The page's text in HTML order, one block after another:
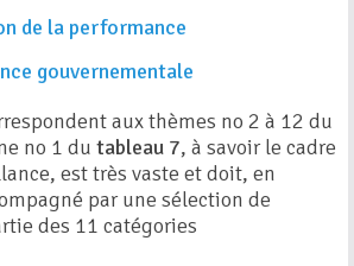
de la performance
gouvernementale
aux thèmes no 2 à 12 du
no 1 du tableau 7, à savoir le cadre
est très vaste et doit, en
par une sélection de
des 11 catégories